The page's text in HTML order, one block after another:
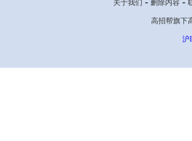
关于我们 删除内容
高招帮旗下
沪